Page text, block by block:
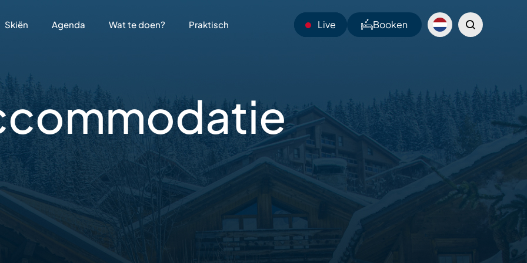
Skiën Agenda Wat te doen? Praktisch Live
Shuttles
Sentiers
Booken